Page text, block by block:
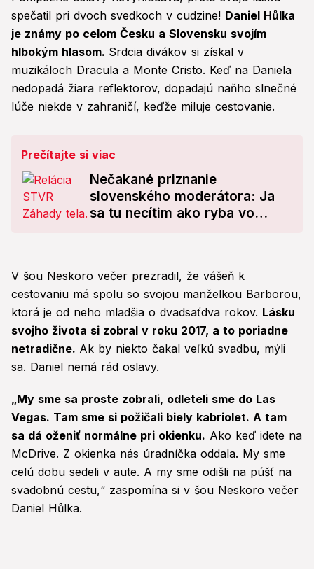
spečatil pri dvoch svedkoch v cudzine! Daniel Hůlka
je známy po celom Česku a Slovensku svojím
hlbokým hlasom. Srdcia divákov si získal v
muzikáloch Dracula a Monte Cristo. Keď na Daniela
nedopadá žiara reflektorov, dopadajú naňho slnečné
lúče niekde v zahraničí, keďže miluje cestovanie.
Prečítajte si viac
Nečakané priznanie
slovenského moderátora: Ja
sa tu necítim ako ryba vo
V šou Neskoro večer prezradil, že vášeň k
cestovaniu má spolu so svojou manželkou Barborou,
ktorá je od neho mladšia o dvadsaťdva rokov. Lásku
svojho života si zobral v roku 2017, a to poriadne
netradične. Ak by niekto čakal veľkú svadbu, mýli
sa. Daniel nemá rád oslavy.
„My sme sa proste zobrali, odleteli sme do Las
Vegas. Tam sme si požičali biely kabriolet. A tam
sa dá oženiť normálne pri okienku. Ako keď idete na
McDrive. Z okienka nás úradníčka oddala. My sme
celú dobu sedeli v aute. A my sme odišli na púšť na
svadobnú cestu,“ zaspomína si v šou Neskoro večer
Daniel Hůlka.